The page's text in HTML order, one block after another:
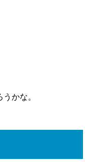
かな。